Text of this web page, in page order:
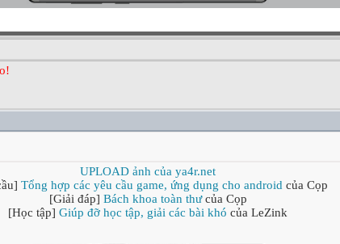
UPLOAD ảnh của ya4r.net
Tổng hợp các yêu cầu game, ứng dụng cho android của Cọp
[Giải đáp] Bách khoa toàn thưcủa Cọp
[Học tập] Giúp đỡ học tập, giải các bài khó của LeZink